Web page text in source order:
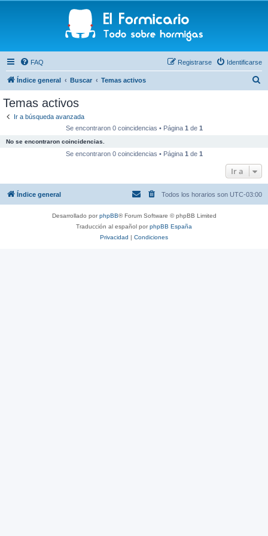
FAQ Identificarse
Registrarse
Índice general Buscar Temas activos
Temas activos
Ir a búsqueda avanzada
Se encontraron 0 coincidencias • Página 1 de 1
No se encontraron coincidencias.
Se encontraron 0 coincidencias • Página 1 de 1
Ir a
Índice general Todos los horarios son UTC-03:00
Desarrollado porphpBB® Forum Software © phpBB Limited
Traducción al español porphpBB España
Privacidad | Condiciones